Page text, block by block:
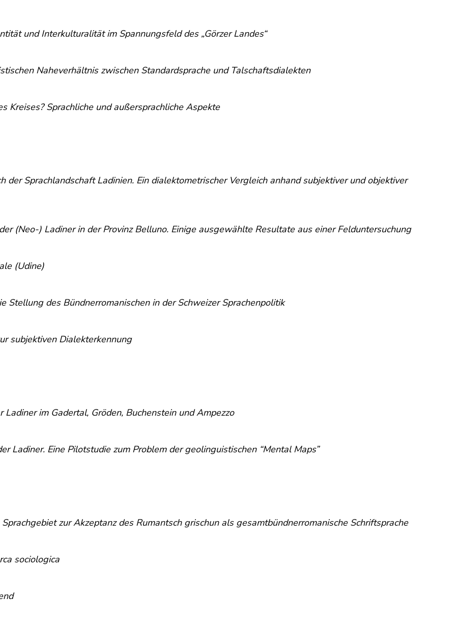
und Interkulturalität im Spannungsfeld des „Görzer Landes“
Naheverhältnis zwischen Standardsprache und Talschaftsdialekten
Kreises? Sprachliche und außersprachliche Aspekte
der Sprachlandschaft Ladinien. Ein dialektometrischer Vergleich anhand subjektiver und objektiver
(Neo-) Ladiner in der Provinz Belluno. Einige ausgewählte Resultate aus einer Felduntersuchung
(Udine)
Stellung des Bündnerromanischen in der Schweizer Sprachenpolitik
subjektiven Dialekterkennung
im Gadertal, Gröden, Buchenstein und Ampezzo
Ladiner. Eine Pilotstudie zum Problem der geolinguistischen “Mental Maps”
zur Akzeptanz des Rumantsch grischun als gesamtbündnerromanische Schriftsprache
sociologica